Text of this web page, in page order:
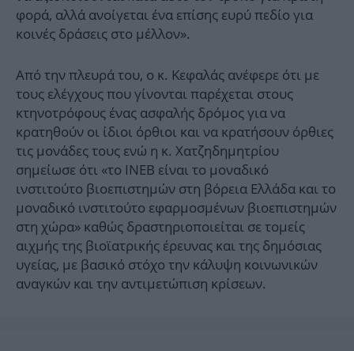
φορά, αλλά ανοίγεται ένα επίσης ευρύ πεδίο για
κοινές δράσεις στο μέλλον».
Από την πλευρά του, ο κ. Κεφαλάς ανέφερε ότι με
τους ελέγχους που γίνονται παρέχεται στους
κτηνοτρόφους ένας ασφαλής δρόμος για να
κρατηθούν οι ίδιοι όρθιοι και να κρατήσουν όρθιες
τις μονάδες τους ενώ η κ. Χατζηδημητρίου
σημείωσε ότι «το ΙΝΕΒ είναι το μοναδικό
ινστιτούτο βιοεπιστημών στη βόρεια Ελλάδα και το
μοναδικό ινστιτούτο εφαρμοσμένων βιοεπιστημών
στη χώρα» καθώς δραστηριοποιείται σε τομείς
αιχμής της βιοϊατρικής έρευνας και της δημόσιας
υγείας, με βασικό στόχο την κάλυψη κοινωνικών
αναγκών και την αντιμετώπιση κρίσεων.